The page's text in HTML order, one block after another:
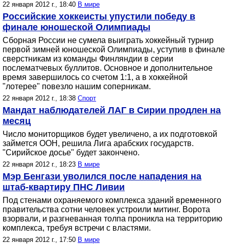
22 января 2012 г., 18:40 В мире
Российские хоккеисты упустили победу в
финале юношеской Олимпиады
Сборная России не сумела выиграть хоккейный турнир
первой зимней юношеской Олимпиады, уступив в финале
сверстникам из команды Финляндии в серии
послематчевых буллитов. Основное и дополнительное
время завершилось со счетом 1:1, а в хоккейной
"лотерее" повезло нашим соперникам.
22 января 2012 г., 18:38 Спорт
Мандат наблюдателей ЛАГ в Сирии продлен на
месяц
Число мониторщиков будет увеличено, а их подготовкой
займется ООН, решила Лига арабских государств.
"Сирийское досье" будет закончено.
22 января 2012 г., 18:23 В мире
Мэр Бенгази уволился после нападения на
штаб-квартиру ПНС Ливии
Под стенами охраняемого комплекса зданий временного
правительства сотни человек устроили митинг. Ворота
взорвали, и разгневанная толпа проникла на территорию
комплекса, требуя встречи с властями.
22 января 2012 г., 17:50 В мире